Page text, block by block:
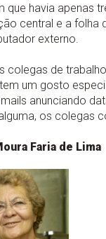
que havia apenas
central e a folha
externo.
colegas de
um gosto
anunciando
os colegas
Faria de Lima